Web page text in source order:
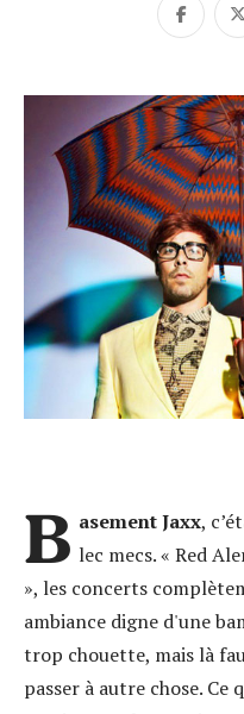
B asement Jaxx,
lec mecs. « Red
», les concerts
ambiance digne d'une
trop chouette, mais là
passer à autre chose. Ce